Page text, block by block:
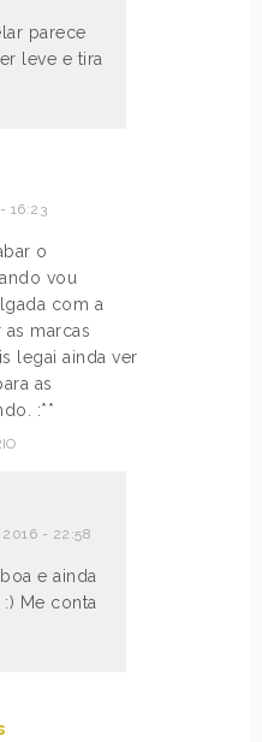
parece
leve e tira
16:23
o
vou
com a
marcas
legai ainda ver
as
:**
2016 - 22:58
e ainda
Me conta